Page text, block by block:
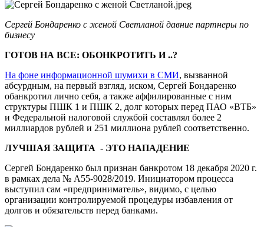
Сергей Бондаренко с женой Светланой давние партнеры по
бизнесу
ГОТОВ НА ВСЕ: ОБОНКРОТИТЬ И ..?
На фоне информационной шумихи в СМИ, вызванной
абсурдным, на первый взгляд, иском, Сергей Бондаренко
обанкротил лично себя, а также аффилированные c ним
структуры ПШК 1 и ПШК 2, долг которых перед ПАО «ВТБ»
и Федеральной налоговой службой составлял более 2
миллиардов рублей и 251 миллиона рублей соответственно.
ЛУЧШАЯ ЗАЩИТА - ЭТО НАПАДЕНИЕ
Сергей Бондаренко был признан банкротом 18 декабря 2020 г.
в рамках дела № А55-9028/2019. Инициатором процесса
выступил сам «предприниматель», видимо, с целью
организации контролируемой процедуры избавления от
долгов и обязательств перед банками.